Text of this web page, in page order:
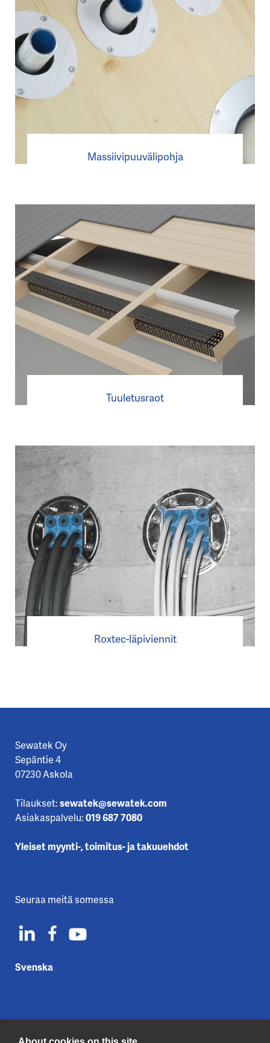
Massiivipuuvälipohja
Tuuletusraot
Roxtec-läpiviennit
Sewatek Oy
Sepäntie 4
07230 Askola
Tilaukset:sewatek@sewatek.com
Asiakaspalvelu:019 687 7080
Yleiset myynti-, toimitus- ja takuuehdot
Seuraa meitä somessa
Svenska